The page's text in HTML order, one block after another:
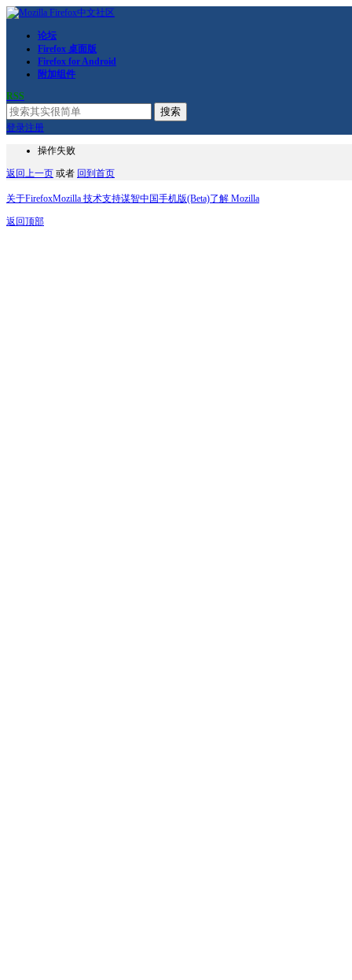
论坛
Firefox 桌面版
Firefox for Android
附加组件
RSS
搜索
登录注册
操作失败
返回上一页 或者 回到首页
关于FirefoxMozilla 技术支持谋智中国手机版(Beta)了解 Mozilla
返回顶部